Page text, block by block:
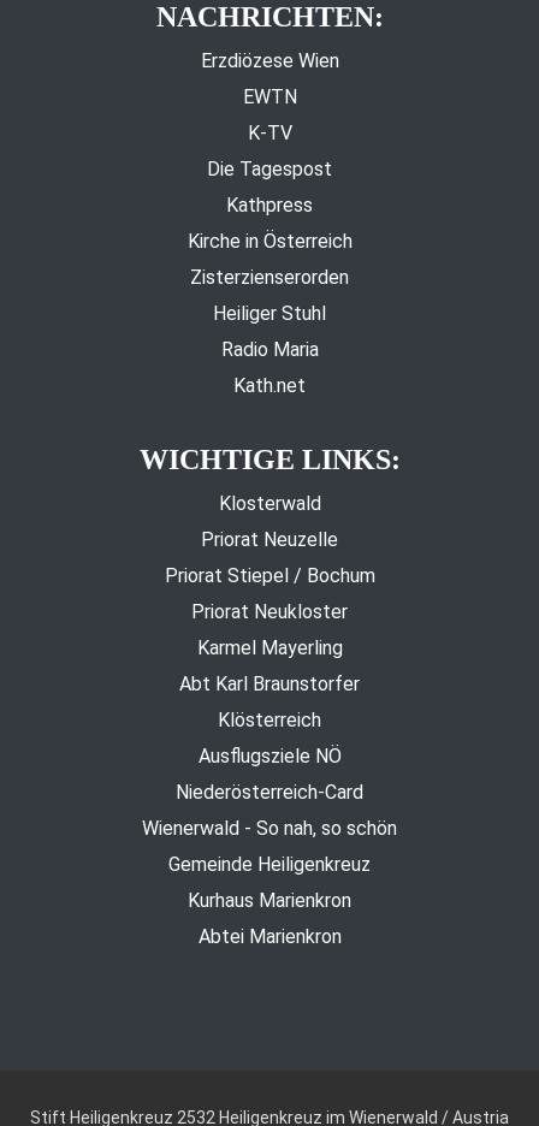
NACHRICHTEN:
Erzdiözese Wien
EWTN
K-TV
Die Tagespost
Kathpress
Kirche in Österreich
Zisterzienserorden
Heiliger Stuhl
Radio Maria
Kath.net
WICHTIGE LINKS:
Klosterwald
Priorat Neuzelle
Priorat Stiepel / Bochum
Priorat Neukloster
Karmel Mayerling
Abt Karl Braunstorfer
Klösterreich
Ausflugsziele NÖ
Niederösterreich-Card
Wienerwald - So nah, so schön
Gemeinde Heiligenkreuz
Kurhaus Marienkron
Abtei Marienkron
Stift Heiligenkreuz 2532 Heiligenkreuz im Wienerwald / Austria